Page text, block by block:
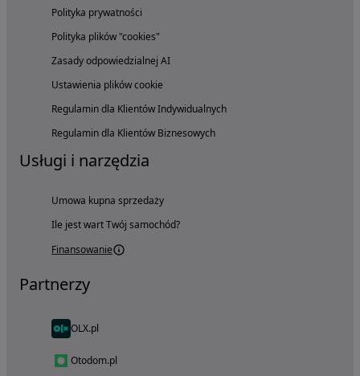
Polityka prywatności
Polityka plików "cookies"
Zasady odpowiedzialnej AI
Ustawienia plików cookie
Regulamin dla Klientów Indywidualnych
Regulamin dla Klientów Biznesowych
Usługi i narzędzia
Umowa kupna sprzedaży
Ile jest wart Twój samochód?
Finansowanie
Partnerzy
OLX.pl
Otodom.pl